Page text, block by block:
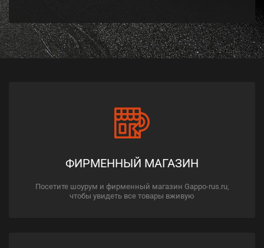
ФИРМЕННЫЙ МАГАЗИН
Посетите шоурум и фирменный магазин Gappo-rus.ru,
чтобы увидеть все товары вживую